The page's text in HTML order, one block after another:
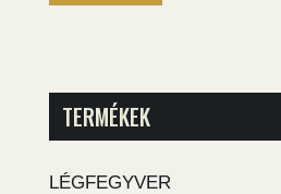
TERMÉKEK
LÉGFEGYVER